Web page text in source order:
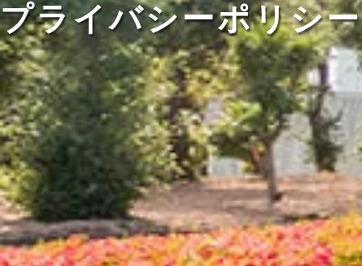
プライバシーポリシー